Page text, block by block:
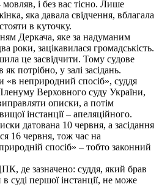
і без вас тісно. Лише
яка давала свідчення, вблагала
в куточку.
Деркача, яке за надуманим
роки, зацікавилася громадськість.
це засвідчити. Тому судове
потрібно, у залі засідань.
неприродний спосіб», суддя
Верховного суду України,
описки, а потім
інстанції – апеляційного.
датована 10 червня, а засідання
16 червня, тож час на
спосіб» – тобто законний
де зазначено: суддя, який брав
суді першої інстанції, не може